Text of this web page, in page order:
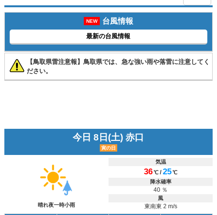
NEW 台風情報
最新の台風情報
【鳥取県雷注意報】鳥取県では、急な強い雨や落雷に注意してく
ださい。
今日 8日(土) 赤口
寅の日
晴れ夜一時小雨
気温
36℃ /25℃
降水確率
40 ％
風
東南東 2 m/s